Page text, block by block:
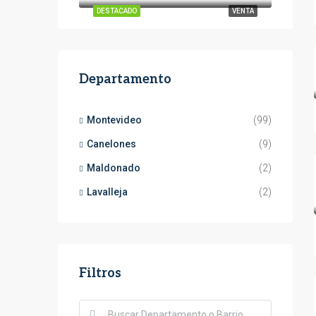
VENTA
DESTACADO
Departamento
Montevideo (99)
Canelones (9)
Maldonado (2)
Lavalleja (2)
Filtros